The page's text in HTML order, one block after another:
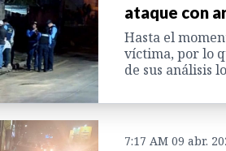
ataque con
Hasta el
víctima, por lo
de sus análisis
7:17 AM 09 abr.